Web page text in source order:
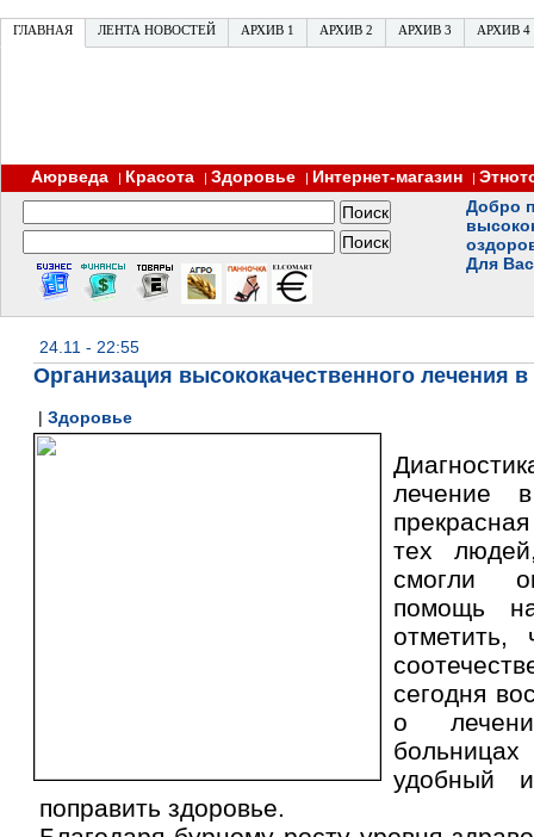
ГЛАВНАЯ ЛЕНТА НОВОСТЕЙ АРХИВ 1 АРХИВ 2 АРХИВ 3 АРХИВ 4
Аюрведа | Красота | Здоровье | Интернет-магазин |
Добро
Для
24.11 - 22:55
Организация высококачественного лечения в
| Здоровье
лечение
тех
смогли
помощь
сегодня
о
удобный
поправить здоровье.